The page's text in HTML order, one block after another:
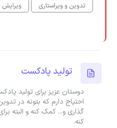
تدوین و ویراستاری
ویرایش
تولید پادکست
دوستان عزیز برای تولید
احتیاج دارم که بتونه در
گذاری و... کمک کنه و البته
کنه.